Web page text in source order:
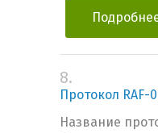
8.
Протокол RAF-
Название